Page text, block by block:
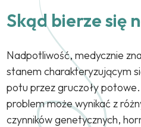
Skąd bierze się
Nadpotliwość, medycznie
stanem charakteryzującym
potu przez gruczoły
problem może wynikać z
czynników genetycznych,